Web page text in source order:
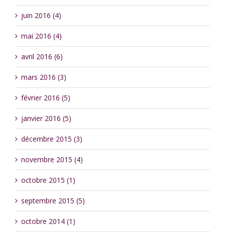
juin 2016 (4)
mai 2016 (4)
avril 2016 (6)
mars 2016 (3)
février 2016 (5)
janvier 2016 (5)
décembre 2015 (3)
novembre 2015 (4)
octobre 2015 (1)
septembre 2015 (5)
octobre 2014 (1)